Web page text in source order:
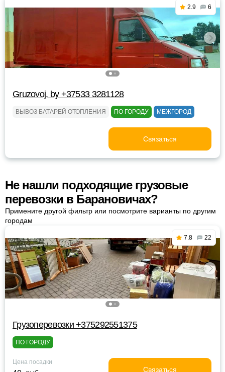
2.9 6
Gruzovoj. by +37533 3281128
ВЫВОЗ БАТАРЕЙ ОТОПЛЕНИЯ ПО ГОРОДУ МЕЖГОРОД
Связаться
Не нашли подходящие грузовые
перевозки в Барановичах?
Примените другой фильтр или посмотрите варианты по другим
городам
7.8 22
Грузоперевозки +375292551375
ПО ГОРОДУ
Цена посадки
Связаться